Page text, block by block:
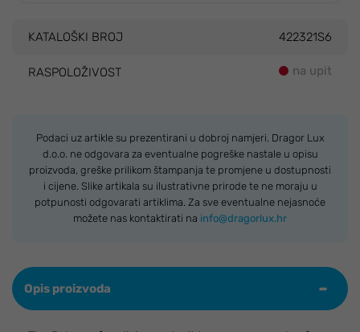
KATALOŠKI BROJ 422321S6
RASPOLOŽIVOST na upit
Podaci uz artikle su prezentirani u dobroj namjeri. Dragor Lux
d.o.o. ne odgovara za eventualne pogreške nastale u opisu
proizvoda, greške prilikom štampanja te promjene u dostupnosti
i cijene. Slike artikala su ilustrativne prirode te ne moraju u
potpunosti odgovarati artiklima. Za sve eventualne nejasnoće
možete nas kontaktirati na info@dragorlux.hr
Opis proizvoda